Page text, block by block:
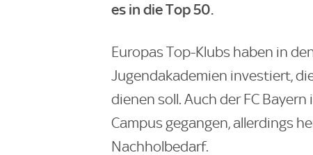
es in die Top 50.
Europas Top-Klubs haben in
Jugendakademien investiert,
dienen soll. Auch der FC
Campus gegangen, allerdings
Nachholbedarf.